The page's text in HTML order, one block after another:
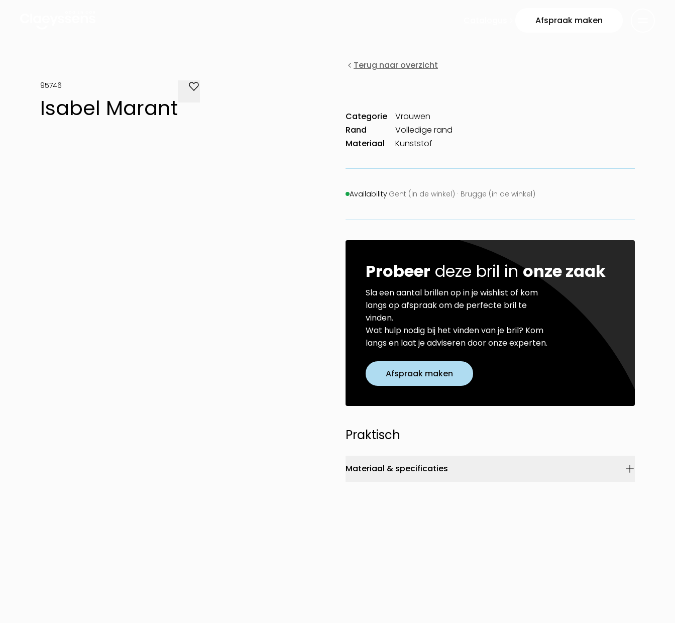
Afspraak maken
95746
Isabel Marant
Terug naar overzicht
Categorie
Vrouwen
Rand
Volledige rand
Materiaal
Kunststof
Availability·Gent (in de winkel) · Brugge (in de winkel)
Probeer deze bril inonze zaak
Sla een aantal brillen op in je wishlist of kom
langs op afspraak om de perfecte bril te
vinden.
Wat hulp nodig bij het vinden van je bril? Kom
langs en laat je adviseren door onze experten.
Afspraak maken
Praktisch
Materiaal & specificaties